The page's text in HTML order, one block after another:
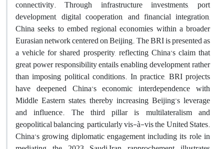
connectivity. Through infrastructure investments, port
development, digital cooperation, and financial integration,
China seeks to embed regional economies within a broader
Eurasian network centered on Beijing. The BRI is presented as
a vehicle for shared prosperity, reflecting China’s claim that
great power responsibility entails enabling development rather
than imposing political conditions. In practice, BRI projects
have deepened China’s economic interdependence with
Middle Eastern states, thereby increasing Beijing’s leverage
and influence. The third pillar is multilateralism and
geopolitical balancing, particularly vis-à-vis the United States.
China’s growing diplomatic engagement including its role in